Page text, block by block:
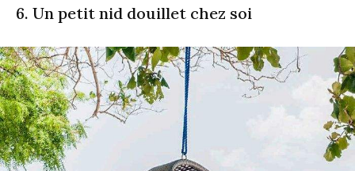
6. Un petit nid douillet chez soi